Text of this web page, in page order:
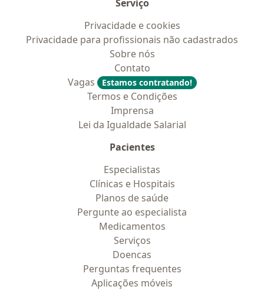
Serviço
Privacidade e cookies
Privacidade para profissionais não cadastrados
Sobre nós
Contato
Vagas
Estamos contratando!
Termos e Condições
Imprensa
Lei da Igualdade Salarial
Pacientes
Especialistas
Clínicas e Hospitais
Planos de saúde
Pergunte ao especialista
Medicamentos
Serviços
Doencas
Perguntas frequentes
Aplicações móveis